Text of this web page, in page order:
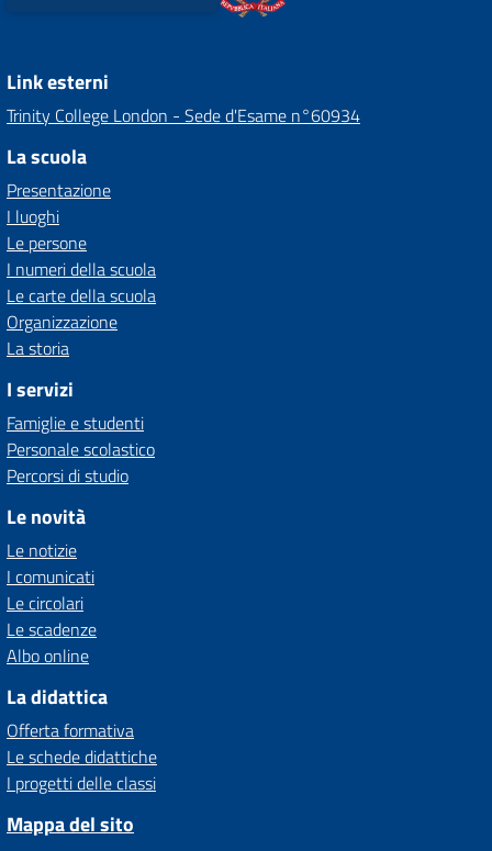
Link esterni
Trinity College London - Sede d'Esame n°60934
La scuola
Presentazione
I luoghi
Le persone
I numeri della scuola
Le carte della scuola
Organizzazione
La storia
I servizi
Famiglie e studenti
Personale scolastico
Percorsi di studio
Le novità
Le notizie
I comunicati
Le circolari
Le scadenze
Albo online
La didattica
Offerta formativa
Le schede didattiche
I progetti delle classi
Mappa del sito